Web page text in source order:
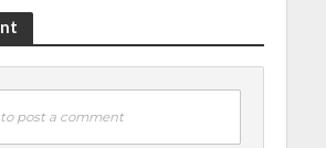
post a comment